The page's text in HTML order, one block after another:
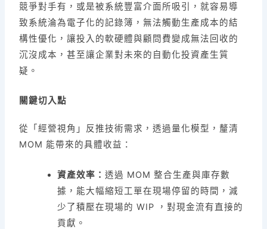
競爭對手有，或是被系統豐富介面所吸引，就容易導
致系統淪為電子化的記錄簿，無法觸動生產成本的結
構性優化，讓投入的軟硬體與顧問費變成無法回收的
沉沒成本，甚至讓企業對未來的自動化投資產生質
疑。
關鍵切入點
從「經營視角」反推技術需求，透過量化模型，釐清
MOM 能帶來的具體收益：
資產效率：透過 MOM 整合生產與庫存數
據，能大幅縮短工單在現場停留的時間，減
少了積壓在現場的 WIP ，對現金流有直接的
貢獻。